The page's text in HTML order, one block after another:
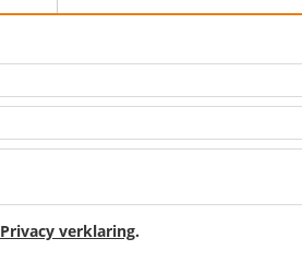
Privacy verklaring.